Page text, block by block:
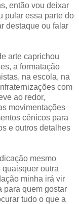
então vou deixar
pular essa parte do
destaque ou falar
arte caprichou
a formatação
na escola, na
com
ao redor,
movimentações
cênicos para
e outros detalhes
mesmo
quaisquer outra
minha irá vir
para quem gostar
tudo o que a